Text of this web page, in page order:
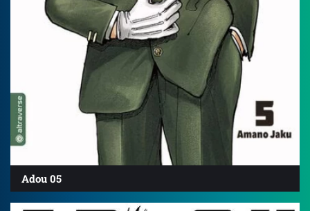
Adou 05